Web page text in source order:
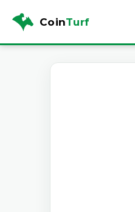
CoinTurf